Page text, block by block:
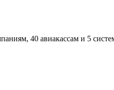
40 авиакассам и 5